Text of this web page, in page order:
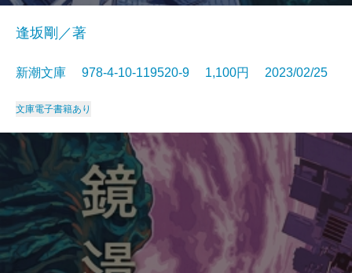
逢坂剛／著
新潮文庫 978-4-10-119520-9 1,100円 2023/02/25
文庫電子書籍あり